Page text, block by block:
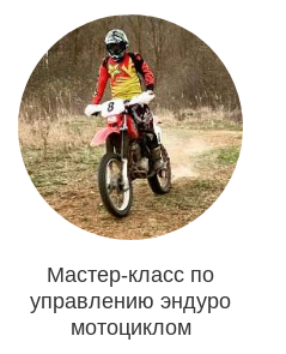
Мастер-класс по
управлению эндуро
мотоциклом